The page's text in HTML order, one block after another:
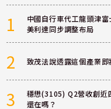
1
中國自行車代工龍頭津
美利達同步調整布局
2 致茂法說透露這個產業即
3
穩懋(3105) Q2營收創近
還在嗎？